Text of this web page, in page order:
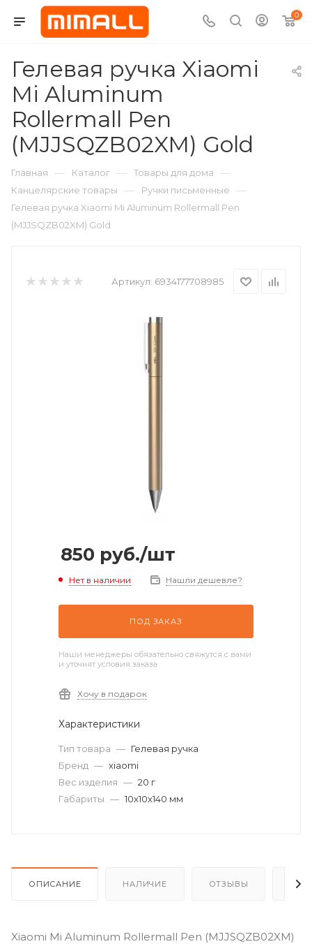
0
Гелевая ручка Xiaomi
Mi Aluminum
Rollermall Pen
(MJJSQZB02XM) Gold
Главная — Каталог — Товары для дома —
Канцелярские товары — Ручки письменные —
Гелевая ручка Xiaomi Mi Aluminum Rollermall Pen
(MJJSQZB02XM) Gold
Артикул: 6934177708985
850 руб./шт
Нет в наличии Нашли дешевле?
ПОД ЗАКАЗ
Наши менеджеры обязательно свяжутся с вами
и уточнят условия заказа
Хочу в подарок
Характеристики
Тип товара — Гелевая ручка
Бренд — xiaomi
Вес изделия — 20 г
Габариты — 10x10x140 мм
ОПИСАНИЕ НАЛИЧИЕ ОТЗЫВЫ
Xiaomi Mi Aluminum Rollermall Pen (MJJSQZB02XM)